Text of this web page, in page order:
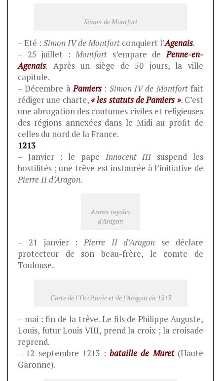
Simon de Montfort
– Eté :Simon IV de Montfort conquiert l’Agenais.
– 25 juillet :Montfort s’empare dePenne-en-
Agenais. Après un siège de 50 jours, la ville
capitule.
– Décembre àPamiers: Simon IV de Montfortfait
rédiger une charte,« les statuts de Pamiers ». C’est
une abrogation des coutumes civiles et religieuses
des régions annexées dans le Midi au profit de
celles du nord de la France.
1213
– Janvier : le pape Innocent IIIsuspend les
hostilités ; une trêve est instaurée à l’initiative de
Pierre II d’Aragon.
Armes royales
d’Aragon
– 21 janvier :Pierre II d’Aragon se déclare
protecteur de son beau-frère, le comte de
Toulouse.
Carte de l’Occitanie et de l’Aragon en 1213
– mai : fin de la trêve. Le fils de Philippe Auguste,
Louis, futur Louis VIII, prend la croix ; la croisade
reprend.
– 12 septembre 1213 :bataille de Muret(Haute
Garonne).